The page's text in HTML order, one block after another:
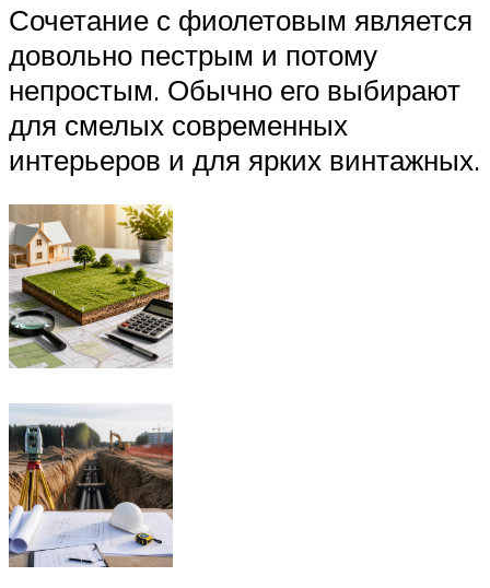
Сочетание с фиолетовым является
довольно пестрым и потому
непростым. Обычно его выбирают
для смелых современных
интерьеров и для ярких винтажных.